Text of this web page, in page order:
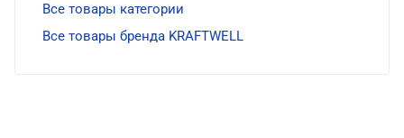
Все товары категории
Все товары бренда KRAFTWELL